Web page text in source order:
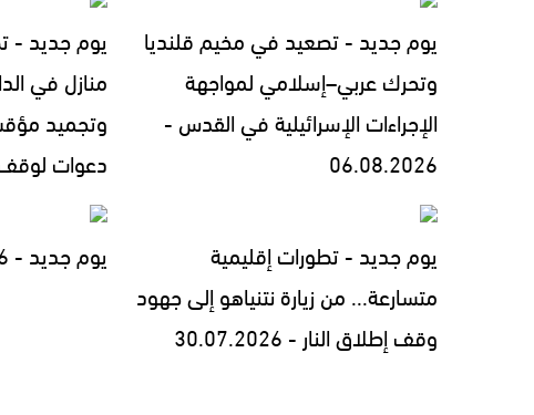
يوم جديد - تصعيد في مخيم قلنديا
وتحرك عربي–إسلامي لمواجهة
الإجراءات الإسرائيلية في القدس -
06.08.2026
يوم جديد -
منازل في
وتجميد
دعوات لوقف
يوم جديد - تطورات إقليمية
متسارعة... من زيارة نتنياهو إلى جهود
وقف إطلاق النار - 30.07.2026
يوم جديد - 28.07.2026 -